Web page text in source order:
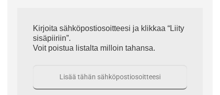
Kirjoita sähköpostiosoitteesi ja klikkaa “Liity
sisäpiiriin”.
Voit poistua listalta milloin tahansa.